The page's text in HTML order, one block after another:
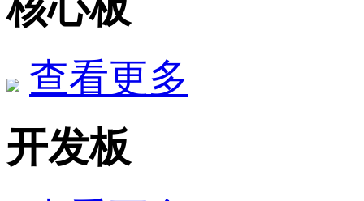
查看更多
开发板